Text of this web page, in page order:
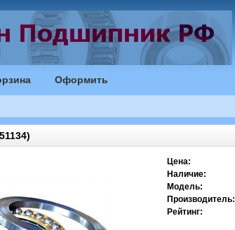
Оформить
Цена:
Наличие:
Модель:
Производитель:
Рейтинг: